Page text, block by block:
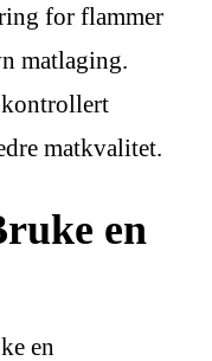
for flammer
matlaging.
kontrollert
matkvalitet.
en
en